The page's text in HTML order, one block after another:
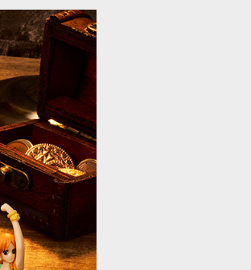
ポケットモンスター
SMPシリーズ